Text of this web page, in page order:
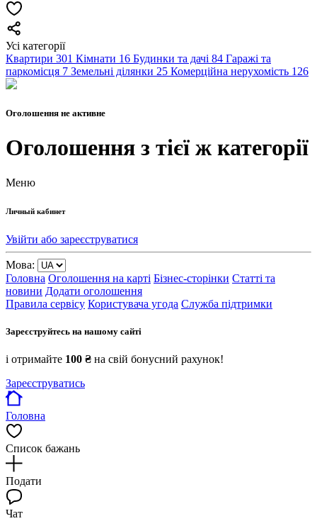
Усі категорії
Квартири 301 Кімнати 16 Будинки та дачі 84 Гаражі та
паркомісця 7 Земельні ділянки 25 Комерційна нерухомість 126
Оголошення не активне
Оголошення з тієї ж категорії
Меню
Личный кабинет
Увійти або зареєструватися
Мова:
Головна Оголошення на карті Бізнес-сторінки Статті та
новини Додати оголошення
Правила сервісу Користувача угода Служба підтримки
Зареєструйтесь на нашому сайті
і отримайте 100 ₴ на свій бонусний рахунок!
Зареєструватись
Головна
Список бажань
Подати
Чат